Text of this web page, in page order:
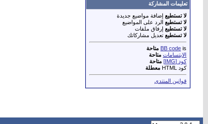
تعليمات المشاركة
لا تستطيع إضافة مواضيع جديدة
لا تستطيع الرد على المواضيع
لا تستطيع إرفاق ملفات
لا تستطيع تعديل مشاركاتك
BB code is
متاحة
الابتسامات متاحة
كود [IMG]
متاحة
كود HTML
معطلة
قوانين المنتدى